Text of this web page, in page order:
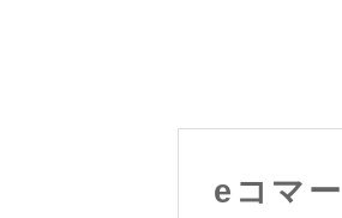
eコマ